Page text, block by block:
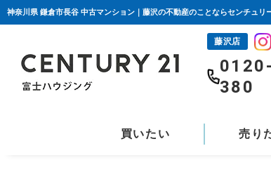
神奈川県 鎌倉市長谷 中古マンション｜藤沢の不動産のことならセンチュリ
藤沢店
380
買いたい 売り